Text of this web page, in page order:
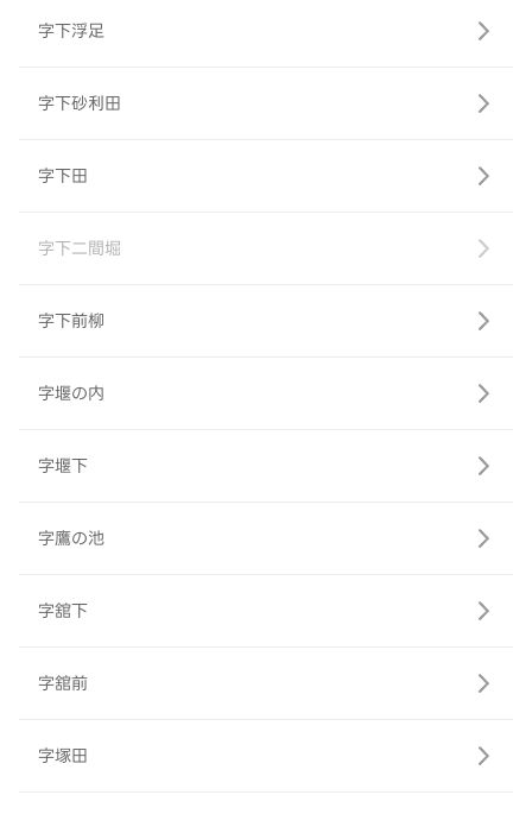
字下浮足
字下砂利田
字下田
字下二間堀
字下前柳
字堰の内
字堰下
字鷹の池
字舘下
字舘前
字塚田